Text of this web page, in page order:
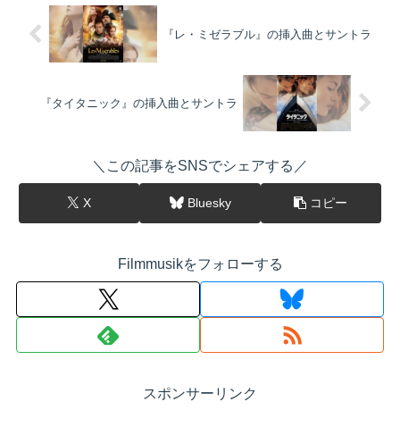
『レ・ミゼラブル』の挿入曲とサントラ
『タイタニック』の挿入曲とサントラ
＼この記事をSNSでシェアする／
X Bluesky コピー
Filmmusikをフォローする
スポンサーリンク